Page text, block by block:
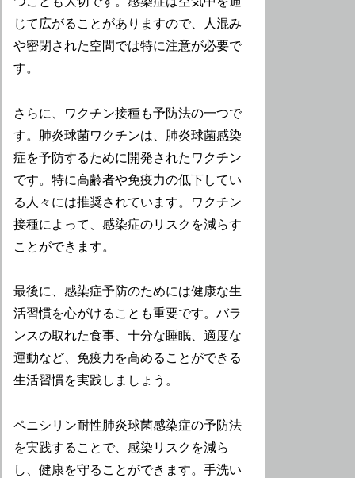
じて広がることがありますので、人混み
や密閉された空間では特に注意が必要で
す。
さらに、ワクチン接種も予防法の一つで
す。肺炎球菌ワクチンは、肺炎球菌感染
症を予防するために開発されたワクチン
です。特に高齢者や免疫力の低下してい
る人々には推奨されています。ワクチン
接種によって、感染症のリスクを減らす
ことができます。
最後に、感染症予防のためには健康な生
活習慣を心がけることも重要です。バラ
ンスの取れた食事、十分な睡眠、適度な
運動など、免疫力を高めることができる
生活習慣を実践しましょう。
ペニシリン耐性肺炎球菌感染症の予防法
を実践することで、感染リスクを減ら
し、健康を守ることができます。手洗い